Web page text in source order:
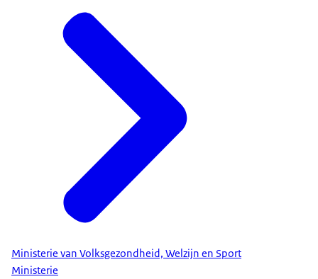
Ministerie van Volksgezondheid, Welzijn en Sport
Ministerie